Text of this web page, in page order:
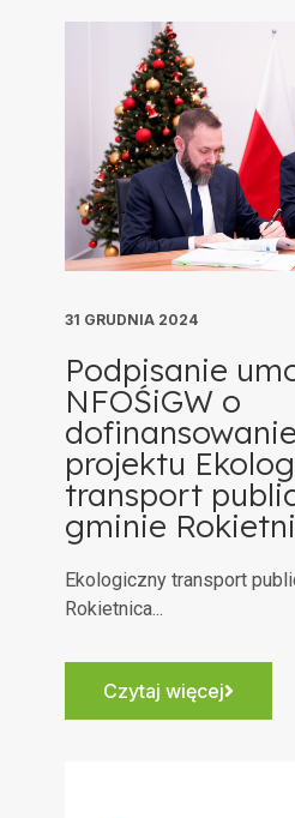
31 GRUDNIA 2024
Podpisanie
NFOŚiGW o
projektu
transport
gminie
Ekologiczny transport
Rokietnica...
Czytaj więcej